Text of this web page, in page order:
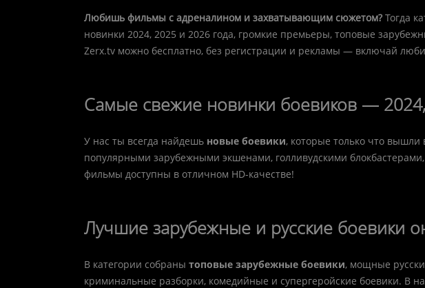
Любишь фильмы с адреналином и захватывающим сюжетом? Тогда
новинки 2024, 2025 и 2026 года, громкие премьеры, топовые
Zerx.tv можно бесплатно, без регистрации и рекламы — включай
Самые свежие новинки боевиков —
У нас ты всегда найдешь новые боевики, которые только что
популярными зарубежными экшенами, голливудскими
фильмы доступны в отличном HD-качестве!
Лучшие зарубежные и русские боевики
В категории собраны топовые зарубежные боевики, мощные
криминальные разборки, комедийные и супергеройские боевики.